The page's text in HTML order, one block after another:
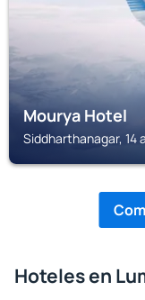
Mourya Hotel
Siddharthanagar, 14
Hoteles en